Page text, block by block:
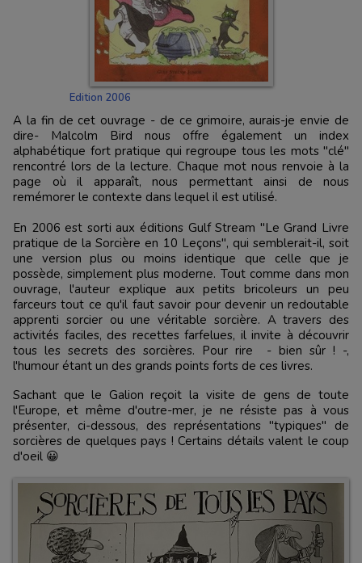
Edition 2006
A la fin de cet ouvrage - de ce grimoire, aurais-je envie de
dire- Malcolm Bird nous offre également un index
alphabétique fort pratique qui regroupe tous les mots "clé"
rencontré lors de la lecture. Chaque mot nous renvoie à la
page où il apparaît, nous permettant ainsi de nous
remémorer le contexte dans lequel il est utilisé.
En 2006 est sorti aux éditions Gulf Stream "Le Grand Livre
pratique de la Sorcière en 10 Leçons", qui semblerait-il, soit
une version plus ou moins identique que celle que je
possède, simplement plus moderne. Tout comme dans mon
ouvrage, l'auteur explique aux petits bricoleurs un peu
farceurs tout ce qu'il faut savoir pour devenir un redoutable
apprenti sorcier ou une véritable sorcière. A travers des
activités faciles, des recettes farfelues, il invite à découvrir
tous les secrets des sorcières. Pour rire - bien sûr ! -,
l'humour étant un des grands points forts de ces livres.
Sachant que le Galion reçoit la visite de gens de toute
l'Europe, et même d'outre-mer, je ne résiste pas à vous
présenter, ci-dessous, des représentations "typiques" de
sorcières de quelques pays ! Certains détails valent le coup
d'oeil 😀